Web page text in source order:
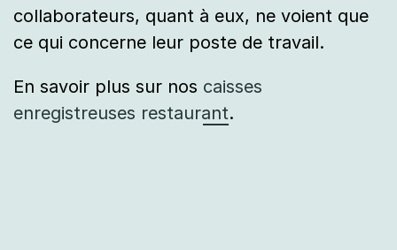
collaborateurs, quant à eux, ne voient que
ce qui concerne leur poste de travail.
En savoir plus sur nos caisses
enregistreuses restaurant.